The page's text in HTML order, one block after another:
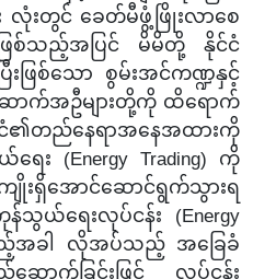
း လုံးတွင် ခေတ်မီဖွံ့ဖြိုးလာစေ
ာဖြစ်သည့်အပြင် မိမိတို့ နိုင်ငံ
ဖြစ်သော စွမ်းအင်ကဏ္ဍနှင့်
က်အဦများတို့ကို ထိရောက်
တည်နေရာအနေအထားကို
ေး (Energy Trading) ကို
းရှိအောင်ဆောင်ရွက်သွားရ
န်သွယ်ရေးလုပ်ငန်း (Energy
ည့်အခါ လိုအပ်သည့် အခြေခံ
ောက်ခြင်းဖြင့် လုပ်ငန်း